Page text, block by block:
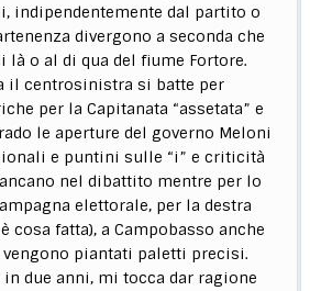
indipendentemente dal partito o
divergono a seconda che
o al di qua del fiume Fortore.
il centrosinistra si batte per
per la Capitanata “assetata” e
le aperture del governo Meloni
e puntini sulle “i” e criticità
nel dibattito mentre per lo
elettorale, per la destra
cosa fatta), a Campobasso anche
piantati paletti precisi.
due anni, mi tocca dar ragione